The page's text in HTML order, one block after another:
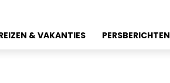
& VAKANTIES PERSBERICHTEN